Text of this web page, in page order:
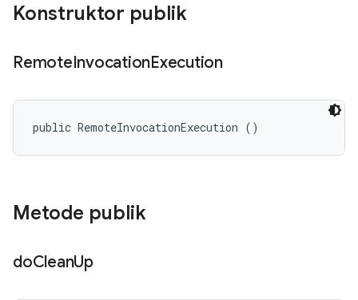
Konstruktor publik
RemoteInvocationExecution
public RemoteInvocationExecution ()
Metode publik
doCleanUp